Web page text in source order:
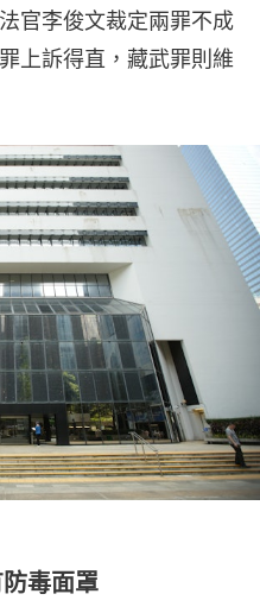
官李俊文裁定兩罪不成
上訴得直，藏武罪則維
毒面罩